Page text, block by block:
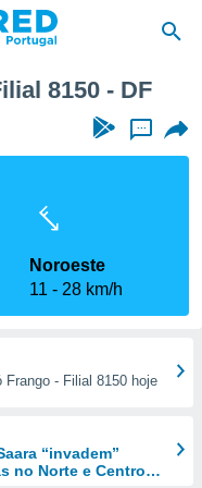
8150 - DF
...
Noroeste
11
28 km/h
- Filial 8150 hoje
“invadem”
no Norte e Centro